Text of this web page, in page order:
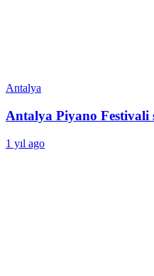
Antalya
Antalya Piyano Festivali
1 yıl ago